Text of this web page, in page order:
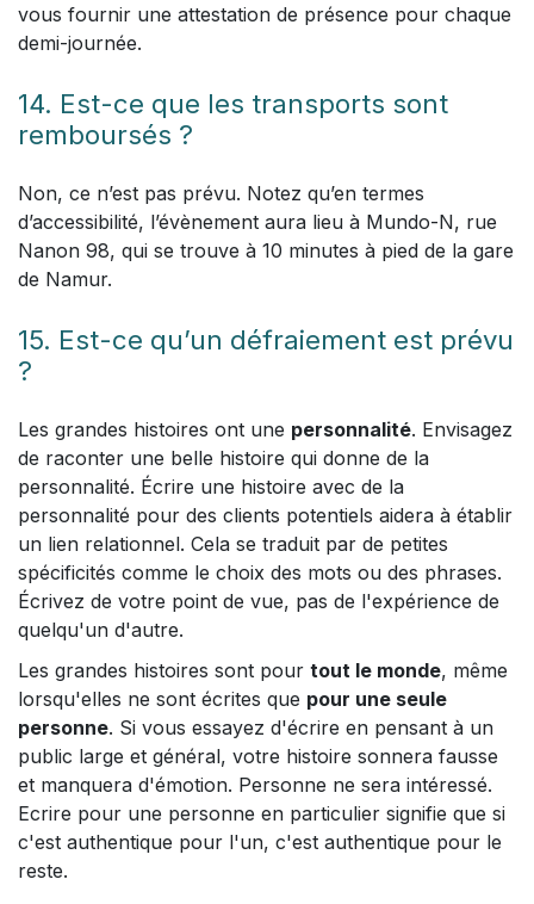
vous fournir une attestation de présence pour chaque
demi-journée.
14. Est-ce que les transports sont
remboursés ?
Non, ce n’est pas prévu. Notez qu’en termes
d’accessibilité, l’évènement aura lieu à Mundo-N, rue
Nanon 98, qui se trouve à 10 minutes à pied de la gare
de Namur.
15. Est-ce qu’un défraiement est prévu
?
Les grandes histoires ont une personnalité. Envisagez
de raconter une belle histoire qui donne de la
personnalité. Écrire une histoire avec de la
personnalité pour des clients potentiels aidera à établir
un lien relationnel. Cela se traduit par de petites
spécificités comme le choix des mots ou des phrases.
Écrivez de votre point de vue, pas de l'expérience de
quelqu'un d'autre.
Les grandes histoires sont pour tout le monde, même
lorsqu'elles ne sont écrites que pour une seule
personne. Si vous essayez d'écrire en pensant à un
public large et général, votre histoire sonnera fausse
et manquera d'émotion. Personne ne sera intéressé.
Ecrire pour une personne en particulier signifie que si
c'est authentique pour l'un, c'est authentique pour le
reste.